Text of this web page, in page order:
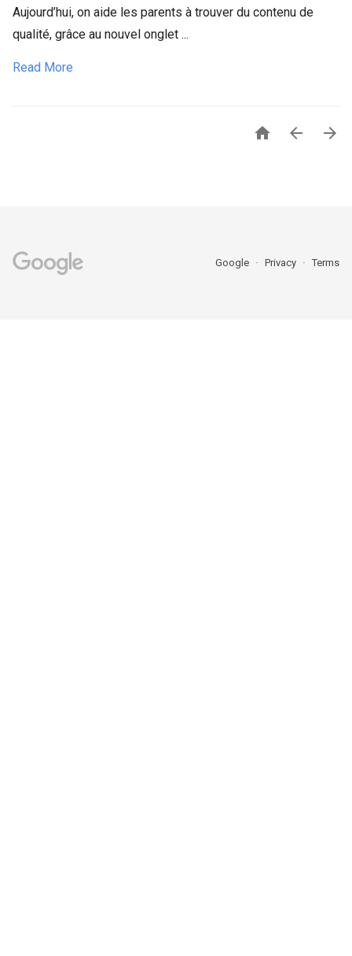
Aujourd’hui, on aide les parents à trouver du contenu de
qualité, grâce au nouvel onglet ...
Read More
  
Google Privacy Terms